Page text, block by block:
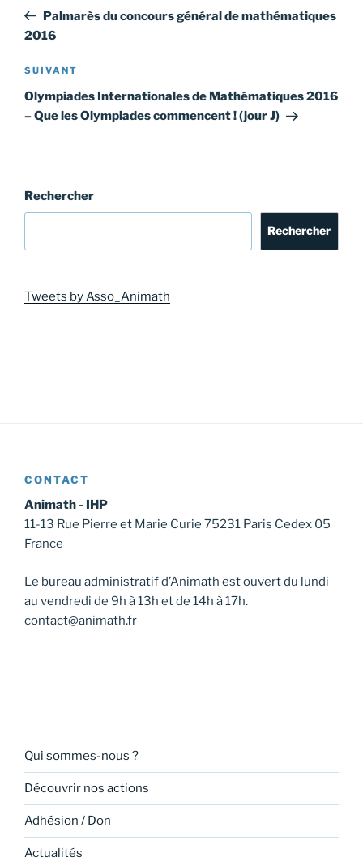
l’article
précédent
Palmarès du concours général de mathématiques
2016
Article
suivant
SUIVANT
Olympiades Internationales de Mathématiques 2016
– Que les Olympiades commencent ! (jour J)
Rechercher
Rechercher
Tweets by Asso_Animath
CONTACT
Animath - IHP
11-13 Rue Pierre et Marie Curie 75231 Paris Cedex 05
France
Le bureau administratif d’Animath est ouvert du lundi
au vendredi de 9h à 13h et de 14h à 17h.
contact@animath.fr
Qui sommes-nous ?
Découvrir nos actions
Adhésion / Don
Actualités